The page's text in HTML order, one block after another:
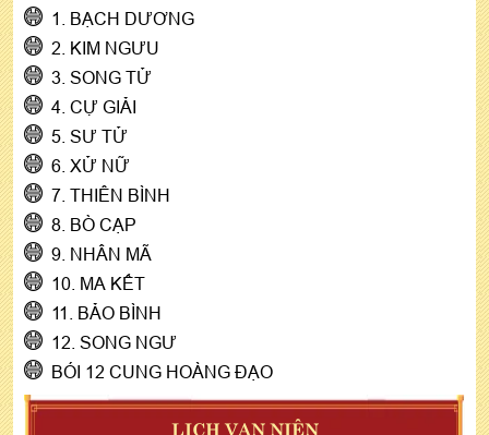
1. BẠCH DƯƠNG
2. KIM NGƯU
3. SONG TỬ
4. CỰ GIẢI
5. SƯ TỬ
6. XỬ NỮ
7. THIÊN BÌNH
8. BÒ CẠP
9. NHÂN MÃ
10. MA KẾT
11. BẢO BÌNH
12. SONG NGƯ
BÓI 12 CUNG HOÀNG ĐẠO
LỊCH VẠN NIÊN